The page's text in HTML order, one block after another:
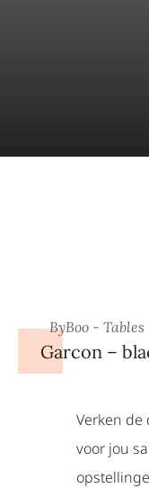
ByBoo - Tables
Garcon –
Verken de
voor jou